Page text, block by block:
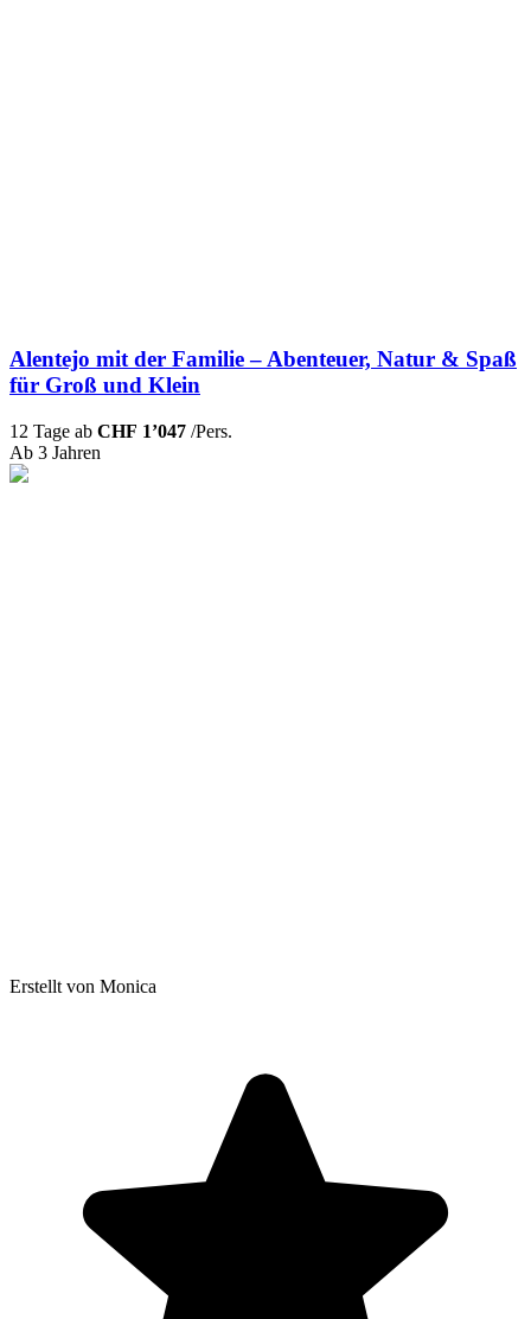
Alentejo mit der Familie – Abenteuer, Natur & Spaß
für Groß und Klein
12 Tage ab CHF 1’047 /Pers.
Ab 3 Jahren
Erstellt von Monica